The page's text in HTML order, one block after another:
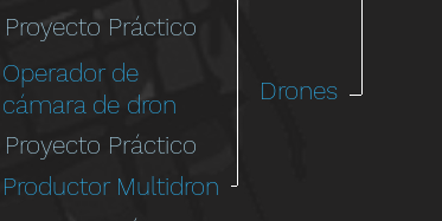
Productor Multidron
Operador de
cámara de dron
Drones
Proyecto Práctico
Proyecto Práctico